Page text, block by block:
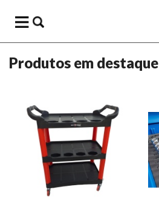
Produtos em destaque